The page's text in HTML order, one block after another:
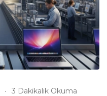
3 Dakikalık Okuma